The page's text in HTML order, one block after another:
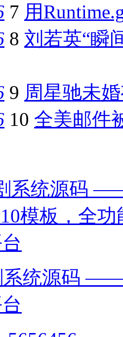
7 用
8 刘若英“瞬
9 周星驰未
10 全美邮件
系统源码